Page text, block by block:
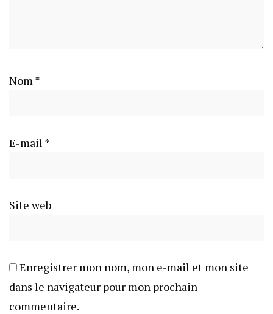
Nom *
E-mail *
Site web
Enregistrer mon nom, mon e-mail et mon site
dans le navigateur pour mon prochain
commentaire.